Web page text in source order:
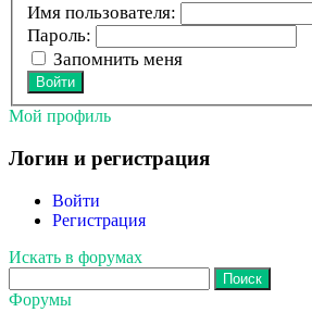
Имя пользователя:
Пароль:
Запомнить меня
Войти
Мой профиль
Логин и регистрация
Войти
Регистрация
Искать в форумах
Форумы